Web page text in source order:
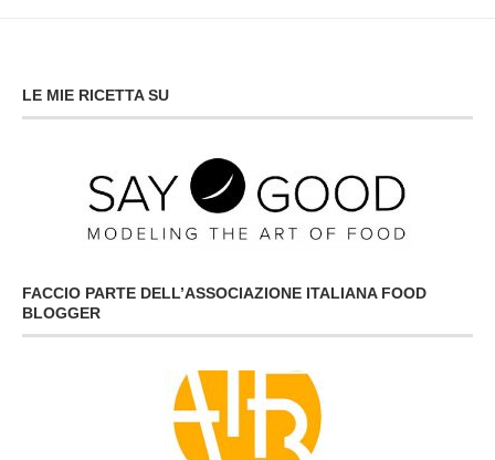
LE MIE RICETTA SU
FACCIO PARTE DELL’ASSOCIAZIONE ITALIANA FOOD
BLOGGER